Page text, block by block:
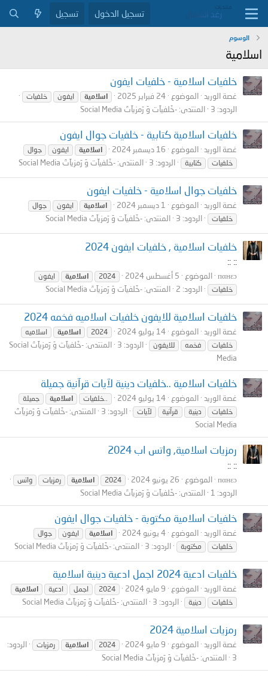
تسجيل الدخول تسجيل
الوسوم
اسلامية
خلفيات اسلامية - خلفيات ايفون
غصة الوريد الموضوع 24 فبراير 2025 اسلامية ايفون خلفيات
الردود: 3 المنتدى: -خَلفيآت وَ رَمزيآتَ Social Media
خلفيات اسلامية كتابية - خلفيات جوال ايفون
غصة الوريد الموضوع 16 ديسمبر 2024 اسلامية ايفون
جوال
خلفيات
كتابية الردود: 3 المنتدى: -خَلفيآت وَ رَمزيآتَ Social Media
خلفيات جوال اسلامية - خلفيات ايفون
غصة الوريد الموضوع 1 ديسمبر 2024 اسلامية ايفون
جوال
خلفيات
الردود: 3 المنتدى: -خَلفيآت وَ رَمزيآتَ Social Media
خلفيات اسلامية , خلفيات ايفون 2024
:: ::
пαнεɔ الموضوع 5 أغسطس 2024 2024 اسلامية
ايفون
خلفيات
الردود: 2 المنتدى: -خَلفيآت وَ رَمزيآتَ Social Media
خلفيات اسلامية للايفون خلفيات اسلاميه فخمه 2024
غصة الوريد الموضوع 14 يوليو 2024 2024 اسلامية
اسلاميه
خلفيات
فخمه للايفون الردود: 3 المنتدى:
-خَلفيآت وَ رَمزيآتَ Social
Media
خلفيات اسلامية ..خلفيات دينية لآيات قرآنية جميلة
غصة الوريد الموضوع 14 يوليو 2024 ..خلفيات اسلامية
جميلة
خلفيات
دينية قرآنية لآيات الردود: 3 المنتدى: -خَلفيآت وَ رَمزيآتَ
Social Media
رمزيات اسلامية, واتس اب 2024
:: ::
пαнεɔ الموضوع 26 يونيو 2024 2024 اسلامية رمزيات واتس
الردود: 1 المنتدى: -خَلفيآت وَ رَمزيآتَ Social Media
خلفيات اسلامية مكتوبة - خلفيات جوال ايفون
غصة الوريد الموضوع 4 يونيو 2024 اسلامية ايفون
جوال
خلفيات
مكتوبة الردود: 3 المنتدى: -خَلفيآت وَ رَمزيآتَ Social Media
خلفيات ادعية 2024 اجمل ادعية دينية اسلامية
غصة الوريد الموضوع 9 مايو 2024 2024 اجمل ادعية
اسلامية
خلفيات
دينية الردود: 3 المنتدى: -خَلفيآت وَ رَمزيآتَ Social Media
رمزيات اسلامية 2024
غصة الوريد الموضوع 9 مايو 2024 2024 اسلامية رمزيات
الردود:
3
المنتدى: -خَلفيآت وَ رَمزيآتَ Social Media